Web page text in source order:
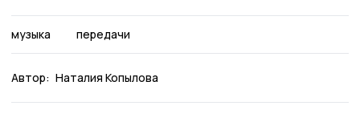
музыка передачи
Автор: Наталия Копылова